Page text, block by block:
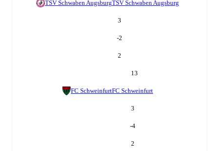
TSV Schwaben AugsburgTSV Schwaben Augsburg
3
-2
2
13
FC SchweinfurtFC Schweinfurt
3
-4
2